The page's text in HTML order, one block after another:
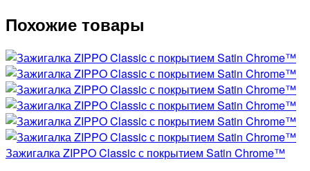
Похожие товары
Зажигалка ZIPPO Classic с покрытием Satin Chrome™